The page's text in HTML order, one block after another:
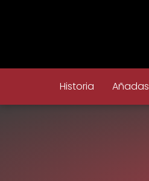
Historia Añadas